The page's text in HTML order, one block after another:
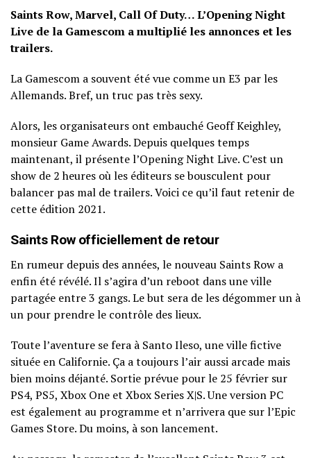
Saints Row, Marvel, Call Of Duty… L’Opening Night
Live de la Gamescom a multiplié les annonces et les
trailers.
La Gamescom a souvent été vue comme un E3 par les
Allemands. Bref, un truc pas très sexy.
Alors, les organisateurs ont embauché Geoff Keighley,
monsieur Game Awards. Depuis quelques temps
maintenant, il présente l’Opening Night Live. C’est un
show de 2 heures où les éditeurs se bousculent pour
balancer pas mal de trailers. Voici ce qu’il faut retenir de
cette édition 2021.
Saints Row officiellement de retour
En rumeur depuis des années, le nouveau Saints Row a
enfin été révélé. Il s’agira d’un reboot dans une ville
partagée entre 3 gangs. Le but sera de les dégommer un à
un pour prendre le contrôle des lieux.
Toute l’aventure se fera à Santo Ileso, une ville fictive
située en Californie. Ça a toujours l’air aussi arcade mais
bien moins déjanté. Sortie prévue pour le 25 février sur
PS4, PS5, Xbox One et Xbox Series X|S. Une version PC
est également au programme et n’arrivera que sur l’Epic
Games Store. Du moins, à son lancement.